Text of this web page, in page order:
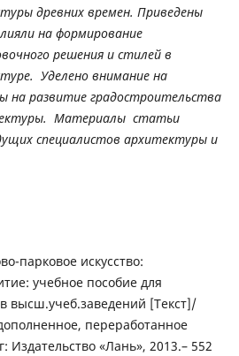
древних времен. Приведены
на формирование
решения и стилей в
. Уделено внимание на
на развитие градостроительства
. Материалы статьи
специалистов архитектуры и
парковое искусство:
учебное пособие для
высш.учеб.заведений [Текст]/
переработанное
Издательство «Лань», 2013.– 552